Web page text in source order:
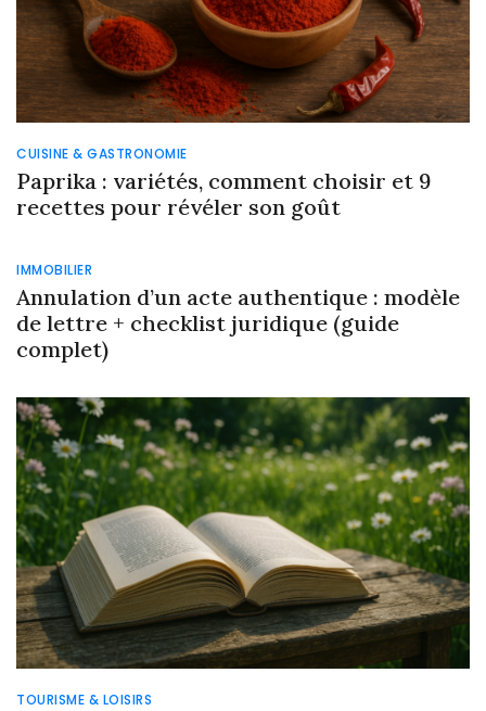
CUISINE & GASTRONOMIE
Paprika : variétés, comment choisir et 9
recettes pour révéler son goût
IMMOBILIER
Annulation d’un acte authentique : modèle
de lettre + checklist juridique (guide
complet)
TOURISME & LOISIRS